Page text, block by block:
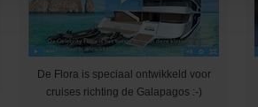
De Flora is speciaal ontwikkeld voor
cruises richting de Galapagos :-)